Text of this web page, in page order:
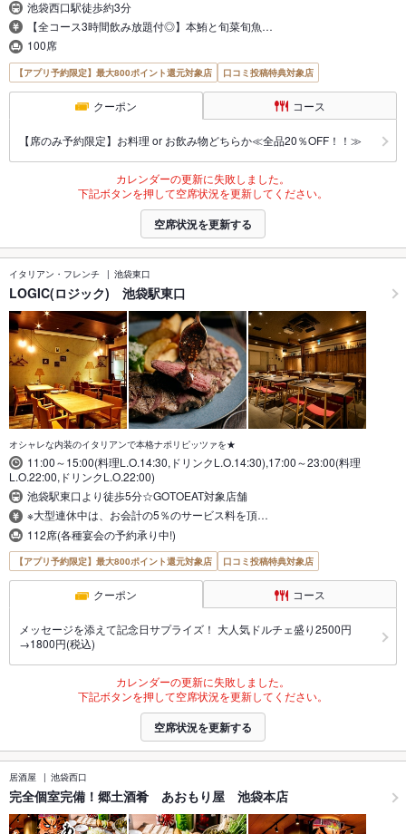
池袋西口駅徒歩約3分
【全コース3時間飲み放題付◎】本鮪と旬菜旬魚…
100席
【アプリ予約限定】最大800ポイント還元対象店 口コミ投稿特典対象店
クーポン コース
【席のみ予約限定】お料理 or お飲み物どちらか≪全品20％OFF！！≫
カレンダーの更新に失敗しました。
下記ボタンを押して空席状況を更新してください。
空席状況を更新する
イタリアン・フレンチ 池袋東口
LOGIC(ロジック) 池袋駅東口
オシャレな内装のイタリアンで本格ナポリピッツァを★
11:00～15:00(料理L.O.14:30,ドリンクL.O.14:30),17:00～23:00(料理
L.O.22:00,ドリンクL.O.22:00)
池袋駅東口より徒歩5分☆GOTOEAT対象店舗
※大型連休中は、お会計の5％のサービス料を頂…
112席(各種宴会の予約承り中!)
【アプリ予約限定】最大800ポイント還元対象店 口コミ投稿特典対象店
クーポン コース
メッセージを添えて記念日サプライズ！ 大人気ドルチェ盛り2500円
→1800円(税込)
カレンダーの更新に失敗しました。
下記ボタンを押して空席状況を更新してください。
空席状況を更新する
居酒屋 池袋西口
完全個室完備！郷土酒肴 あおもり屋 池袋本店